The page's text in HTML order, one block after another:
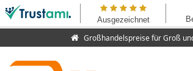
Großhandelspreise für Groß